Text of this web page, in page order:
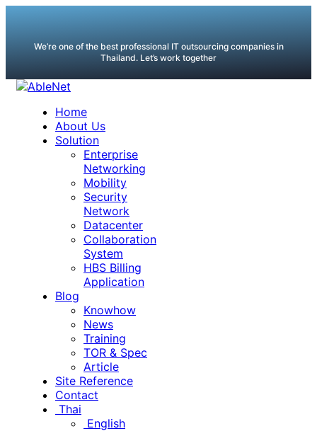
We’re one of the best professional IT outsourcing companies in
Thailand. Let’s work together
Home
About Us
Solution
Enterprise
Networking
Mobility
Security
Network
Datacenter
Collaboration
System
HBS Billing
Application
Blog
Knowhow
News
Training
TOR & Spec
Article
Site Reference
Contact
Thai
English